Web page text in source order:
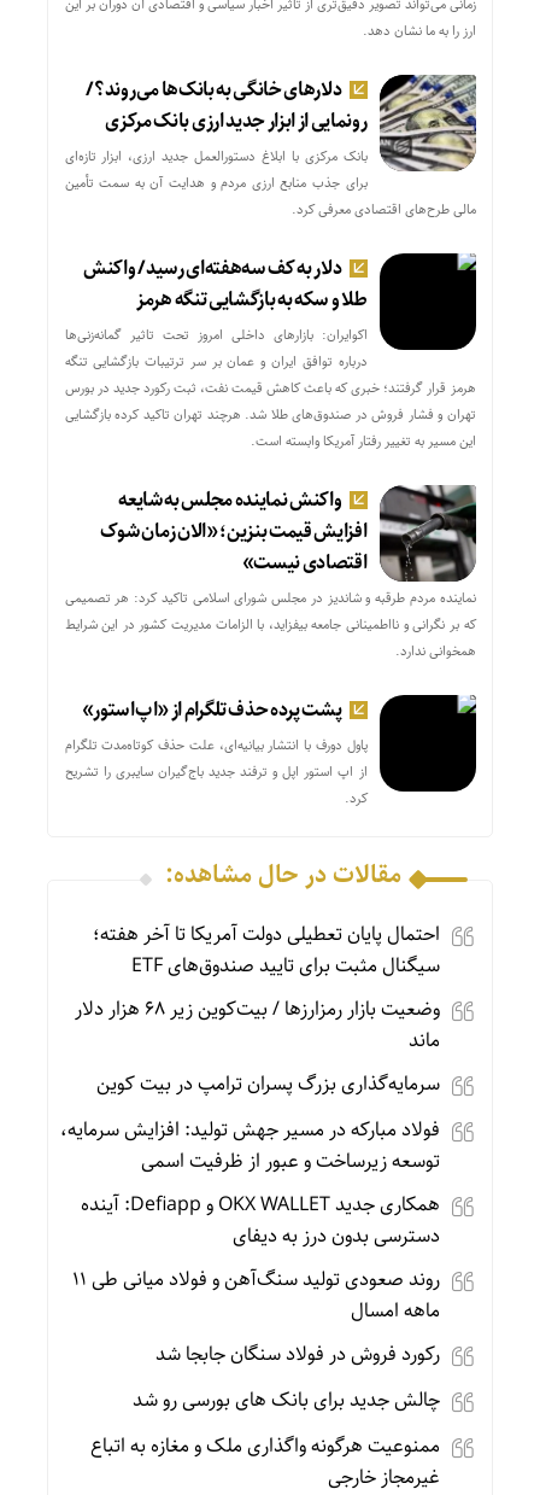
ارز را به ما نشان دهد.
دلارهای خانگی به بانک‌ها می‌روند؟/
رونمایی از ابزار جدید ارزی بانک مرکزی
بانک مرکزی با ابلاغ دستورالعمل جدید ارزی، ابزار تازه‌ای
برای جذب منابع ارزی مردم و هدایت آن به سمت تأمین
مالی طرح‌های اقتصادی معرفی کرد.
دلار به کف سه‌هفته‌ای رسید/ واکنش
طلا و سکه به بازگشایی تنگه هرمز
اکوایران: بازارهای داخلی امروز تحت تاثیر گمانه‌زنی‌ها
درباره توافق ایران و عمان بر سر ترتیبات بازگشایی تنگه
هرمز قرار گرفتند؛ خبری که باعث کاهش قیمت نفت، ثبت رکورد جدید در بورس
تهران و فشار فروش در صندوق‌های طلا شد. هرچند تهران تاکید کرده بازگشایی
این مسیر به تغییر رفتار آمریکا وابسته است.
واکنش نماینده مجلس به شایعه
افزایش قیمت بنزین؛ «الان زمان شوک
اقتصادی نیست»
نماینده مردم طرقبه و شاندیز در مجلس شورای اسلامی تاکید کرد: هر تصمیمی
که بر نگرانی و نااطمینانی جامعه بیفزاید، با الزامات مدیریت کشور در این شرایط
همخوانی ندارد.
پشت پرده حذف تلگرام از «اپ‌استور»
پاول دورف با انتشار بیانیه‌ای، علت حذف کوتاه‌مدت تلگرام
از اپ استور اپل و ترفند جدید باج‌گیران سایبری را تشریح
کرد.
مقالات در حال مشاهده:
احتمال پایان تعطیلی دولت آمریکا تا آخر هفته؛
سیگنال مثبت برای تایید صندوق‌های ETF
وضعیت بازار رمزارزها / بیت‌کوین زیر ۶۸ هزار دلار
ماند
سرمایه‌گذاری بزرگ پسران ترامپ در بیت‌ کوین
فولاد مبارکه در مسیر جهش تولید: افزایش سرمایه،
توسعه زیرساخت و عبور از ظرفیت اسمی
همکاری جدید OKX WALLET و Defiapp: آینده
دسترسی بدون درز به دیفای
روند صعودی تولید سنگ‌آهن و فولاد میانی طی ۱۱
ماهه امسال
رکورد فروش در فولاد سنگان جابجا شد
چالش جدید برای بانک‌ های بورسی رو شد
ممنوعیت هرگونه واگذاری ملک و مغازه به اتباع
غیرمجاز خارجی